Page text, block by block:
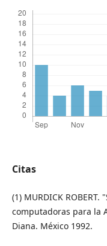
Citas
(1) MURDICK
computadoras para la
Diana. México 1992.